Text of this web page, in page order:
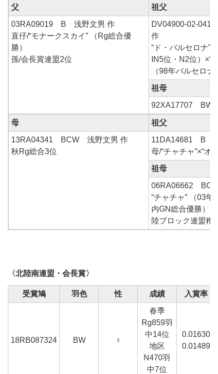
父 祖父
03RA09019 B 浅野文男 作
直仔/“モナークスカイ” （Rg総合優
勝）
孫/会長賞連盟2位
DV04900-02-
作
“ド・バルセロナ”
IN5位・N2位）×“
（98年バルセロ
祖母
92XA17707 BW
母 祖父
13RA04341 BCW 浅野文男 作
秋Rg総合3位
11DA14681 B
母/“チャチャ”×“オ
祖母
06RA06662 BC
“チャチャ” （03
内GN総合優勝）
陸ブロック連盟稚
〈北陸南連盟・会長賞〉
受賞鳩 羽色 性 成績 入賞率
18RB087324 BW ♀
春季
Rg859羽
中14位
地区
N470羽
中7位
0.01630
0.01489